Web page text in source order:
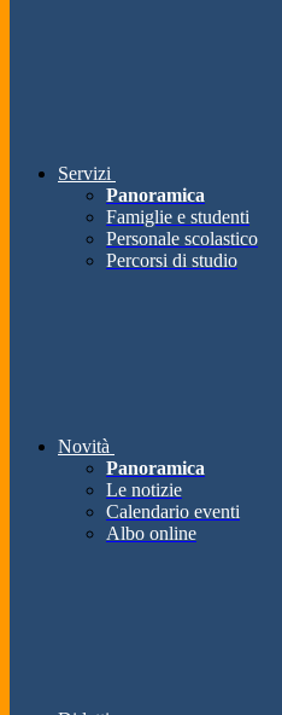
Servizi
Panoramica
Famiglie e studenti
Personale scolastico
Percorsi di studio
Novità
Panoramica
Le notizie
Calendario eventi
Albo online